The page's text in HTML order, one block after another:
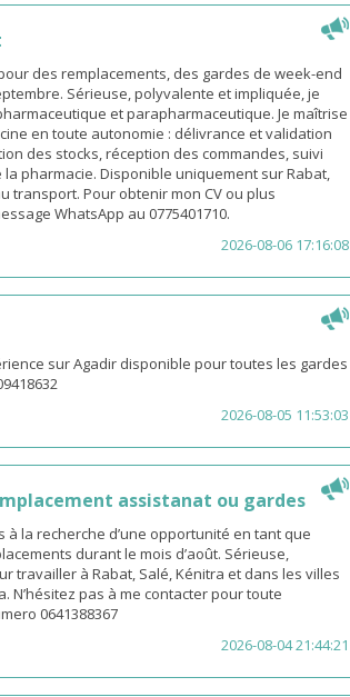
des remplacements, des gardes de week-end
Sérieuse, polyvalente et impliquée, je
et parapharmaceutique. Je maîtrise
en toute autonomie : délivrance et validation
des stocks, réception des commandes, suivi
pharmacie. Disponible uniquement sur Rabat,
Pour obtenir mon CV ou plus
WhatsApp au 0775401710.
2026-08-06 17:16:08
sur Agadir disponible pour toutes les gardes
2026-08-05 11:53:03
assistanat ou gardes
la recherche d’une opportunité en tant que
durant le mois d’août. Sérieuse,
travailler à Rabat, Salé, Kénitra et dans les villes
N’hésitez pas à me contacter pour toute
0641388367
2026-08-04 21:44:21